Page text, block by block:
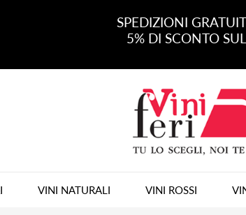
SPEDIZIONI
5% DI SCONTO
VINI NATURALI VINI ROSSI